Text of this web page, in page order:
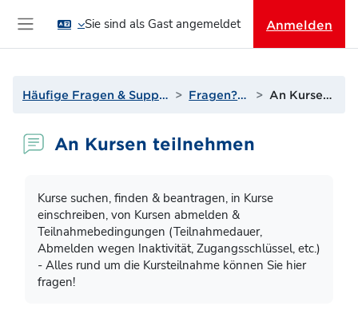
Sie sind als Gast angemeldet Anmelden
Häufige Fragen & Support zur Lernplattform Fragen? Antworten! An Kursen teilnehmen
An Kursen teilnehmen
Kurse suchen, finden & beantragen, in Kurse
einschreiben, von Kursen abmelden &
Teilnahmebedingungen (Teilnahmedauer,
Abmelden wegen Inaktivität, Zugangsschlüssel, etc.)
- Alles rund um die Kursteilnahme können Sie hier
fragen!